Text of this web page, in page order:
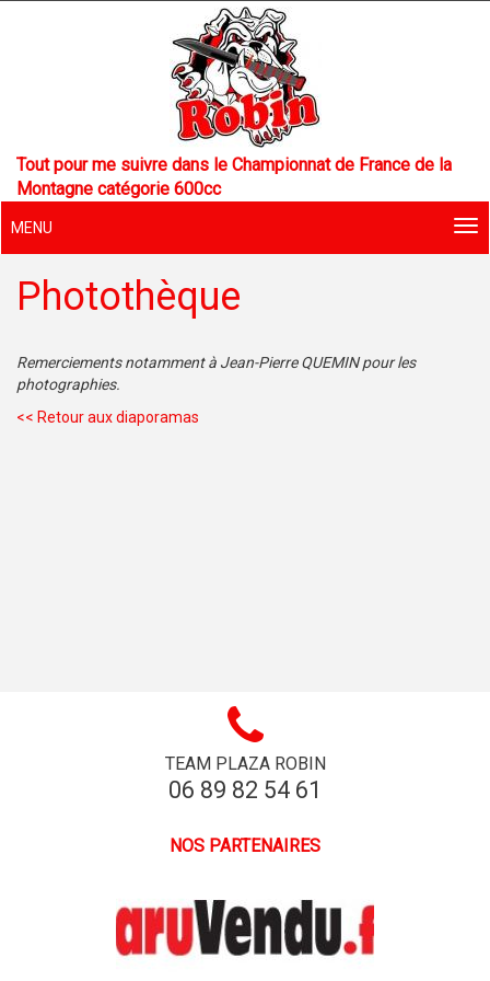
Tout pour me suivre dans le Championnat de France de la
Montagne catégorie 600cc
MENU
Photothèque
Remerciements notamment à Jean-Pierre QUEMIN pour les
photographies.
<< Retour aux diaporamas
TEAM PLAZA ROBIN
06 89 82 54 61
NOS PARTENAIRES